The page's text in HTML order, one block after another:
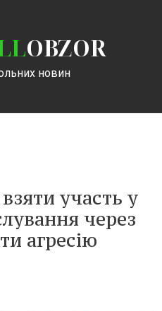
OBZOR
новин
участь у
через
агресію